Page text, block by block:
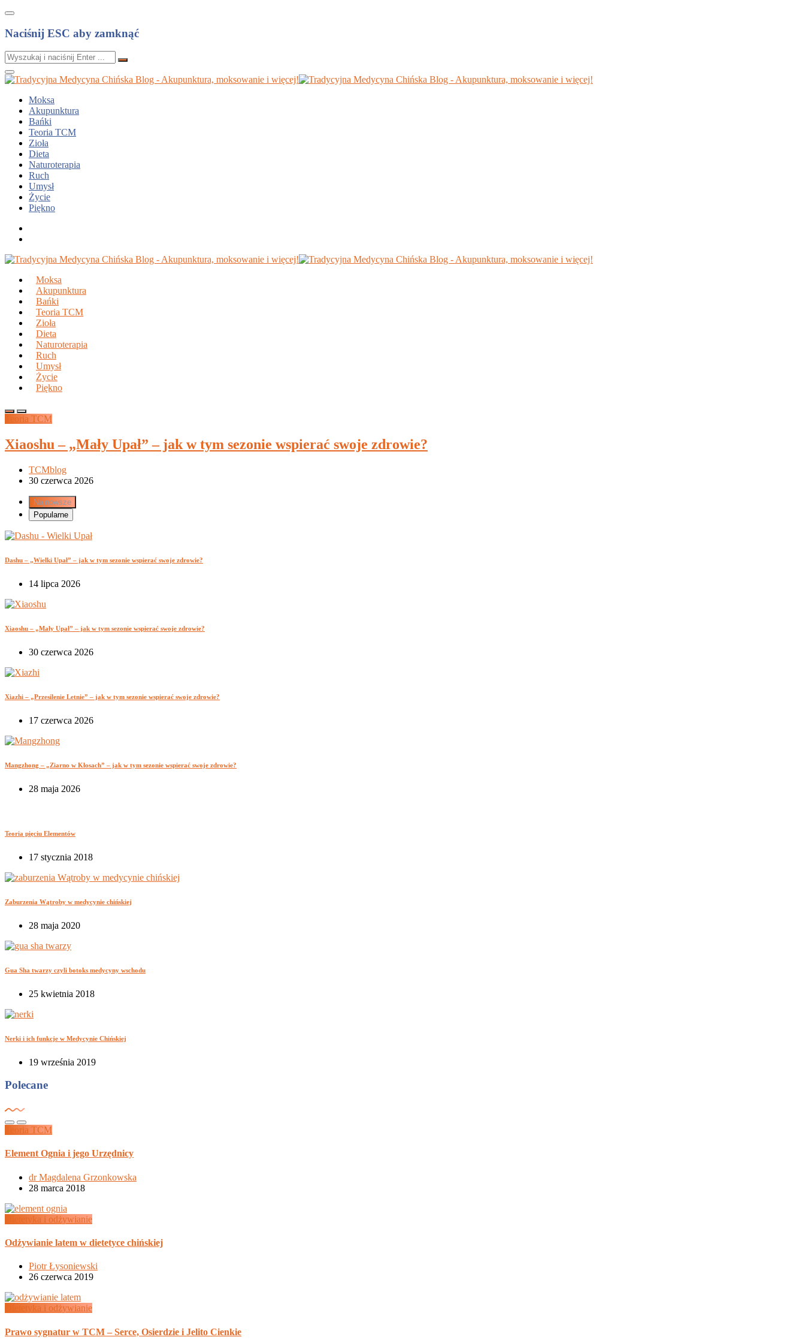
Naciśnij ESC aby zamknąć
Moksa
Akupunktura
Bańki
Teoria TCM
Zioła
Dieta
Naturoterapia
Ruch
Umysł
Życie
Piękno
Moksa
Akupunktura
Bańki
Teoria TCM
Zioła
Dieta
Naturoterapia
Ruch
Umysł
Życie
Piękno
Teoria TCM
Xiaoshu – „Mały Upał” – jak w tym sezonie wspierać swoje zdrowie?
TCMblog
30 czerwca 2026
Najnowsze
Popularne
Dashu – „Wielki Upał” – jak w tym sezonie wspierać swoje zdrowie?
14 lipca 2026
Xiaoshu – „Mały Upał” – jak w tym sezonie wspierać swoje zdrowie?
30 czerwca 2026
Xiazhi – „Przesilenie Letnie” – jak w tym sezonie wspierać swoje zdrowie?
17 czerwca 2026
Mangzhong – „Ziarno w Kłosach” – jak w tym sezonie wspierać swoje zdrowie?
28 maja 2026
Teoria pięciu Elementów
17 stycznia 2018
Zaburzenia Wątroby w medycynie chińskiej
28 maja 2020
Gua Sha twarzy czyli botoks medycyny wschodu
25 kwietnia 2018
Nerki i ich funkcje w Medycynie Chińskiej
19 września 2019
Polecane
Teoria TCM
Element Ognia i jego Urzędnicy
dr Magdalena Grzonkowska
28 marca 2018
Dietetyka i odżywianie
Odżywianie latem w dietetyce chińskiej
Piotr Łysoniewski
26 czerwca 2019
Dietetyka i odżywianie
Prawo sygnatur w TCM – Serce, Osierdzie i Jelito Cienkie